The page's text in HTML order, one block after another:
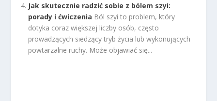
Jak skutecznie radzić sobie z bólem szyi:
porady i ćwiczenia Ból szyi to problem, który
dotyka coraz większej liczby osób, często
prowadzących siedzący tryb życia lub wykonujących
powtarzalne ruchy. Może objawiać się...